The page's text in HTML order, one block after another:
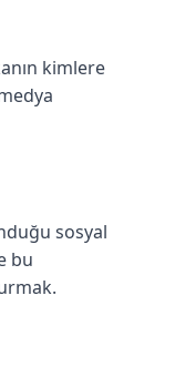
kimlere
sosyal
bu